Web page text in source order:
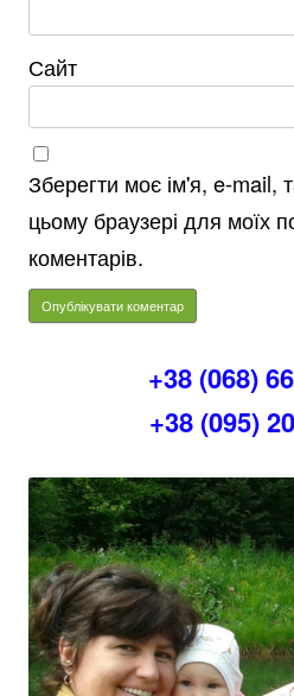
Сайт
Зберегти моє ім'я, e-mail,
цьому браузері для моїх
коментарів.
+38 (068)
+38 (095)